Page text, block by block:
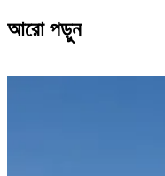
আরো পড়ুন